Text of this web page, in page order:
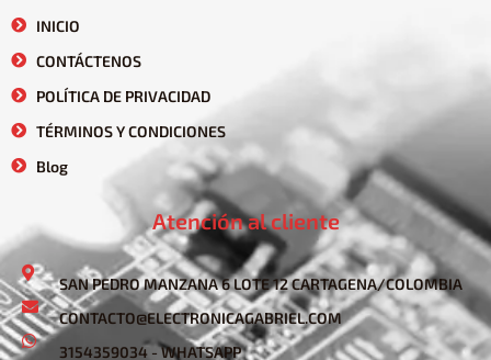
INICIO
CONTÁCTENOS
POLÍTICA DE PRIVACIDAD
TÉRMINOS Y CONDICIONES
Blog
Atención al cliente
SAN PEDRO MANZANA 6 LOTE 12 CARTAGENA/COLOMBIA
CONTACTO@ELECTRONICAGABRIEL.COM
3154359034 - WHATSAPP